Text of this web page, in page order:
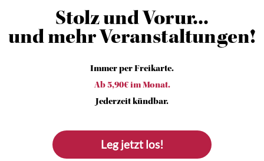
Stolz und Vorur...
und mehr Veranstaltungen!
Immer per Freikarte.
Ab 5,90€ im Monat.
Jederzeit kündbar.
Leg jetzt los!